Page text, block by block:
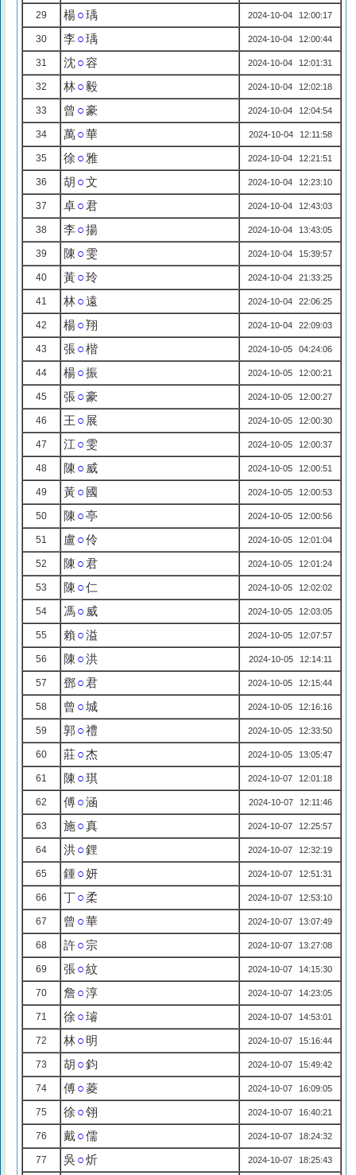
29 楊○瑀 2024-10-04 12:00:17
30 李○瑀 2024-10-04 12:00:44
31 沈○容 2024-10-04 12:01:31
32 林○毅 2024-10-04 12:02:18
33 曾 ○豪 2024-10-04 12:04:54
34 萬○華 2024-10-04 12:11:58
35 徐 ○ 雅 2024-10-04 12:21:51
36 胡 ○文 2024-10-04 12:23:10
37 卓○君 2024-10-04 12:43:03
38 李○揚 2024-10-04 13:43:05
39 陳 ○ 雯 2024-10-04 15:39:57
40 黃○玲 2024-10-04 21:33:25
41 林○遠 2024-10-04 22:06:25
42 楊○翔 2024-10-04 22:09:03
43 張○楷 2024-10-05 04:24:06
44 楊○振 2024-10-05 12:00:21
45 張○豪 2024-10-05 12:00:27
46 王 ○ 展 2024-10-05 12:00:30
47 江 ○ 雯 2024-10-05 12:00:37
48 陳 ○ 威 2024-10-05 12:00:51
49 黃○ 國 2024-10-05 12:00:53
50 陳 ○亭 2024-10-05 12:00:56
51 盧 ○伶 2024-10-05 12:01:04
52 陳 ○君 2024-10-05 12:01:24
53 陳 ○仁 2024-10-05 12:02:02
54 馮○ 威 2024-10-05 12:03:05
55 賴 ○溢 2024-10-05 12:07:57
56 陳 ○洪 2024-10-05 12:14:11
57 鄧○君 2024-10-05 12:15:44
58 曾 ○城 2024-10-05 12:16:16
59 郭 ○禮 2024-10-05 12:33:50
60 莊○杰 2024-10-05 13:05:47
61 陳 ○琪 2024-10-07 12:01:18
62 傅○涵 2024-10-07 12:11:46
63 施○真 2024-10-07 12:25:57
64 洪○鋰 2024-10-07 12:32:19
65 鍾○妍 2024-10-07 12:51:31
66 丁○柔 2024-10-07 12:53:10
67 曾 ○華 2024-10-07 13:07:49
68 許○ 宗 2024-10-07 13:27:08
69 張○紋 2024-10-07 14:15:30
70 詹○淳 2024-10-07 14:23:05
71 徐 ○璿 2024-10-07 14:53:01
72 林○ 明 2024-10-07 15:16:44
73 胡 ○鈞 2024-10-07 15:49:42
74 傅○菱 2024-10-07 16:09:05
75 徐 ○翎 2024-10-07 16:40:21
76 戴○儒 2024-10-07 18:24:32
77 吳 ○炘 2024-10-07 18:25:43